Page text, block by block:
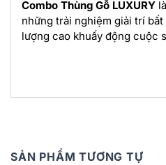
Combo Thùng Gỗ LUXURY
những trải nghiệm giải trí
lượng cao khuấy động cuộc
SẢN PHẨM TƯƠNG TỰ